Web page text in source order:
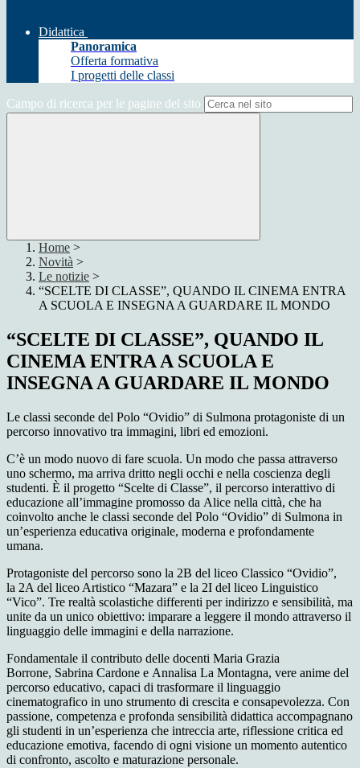
Didattica
Panoramica
Offerta formativa
I progetti delle classi
Campo di ricerca per le pagine del sito
Home >
Novità >
Le notizie >
“SCELTE DI CLASSE”, QUANDO IL CINEMA ENTRA
A SCUOLA E INSEGNA A GUARDARE IL MONDO
“SCELTE DI CLASSE”, QUANDO IL
CINEMA ENTRA A SCUOLA E
INSEGNA A GUARDARE IL MONDO
Le classi seconde del Polo “Ovidio” di Sulmona protagoniste di un
percorso innovativo tra immagini, libri ed emozioni.
C’è un modo nuovo di fare scuola. Un modo che passa attraverso
uno schermo, ma arriva dritto negli occhi e nella coscienza degli
studenti. È il progetto “Scelte di Classe”, il percorso interattivo di
educazione all’immagine promosso da Alice nella città, che ha
coinvolto anche le classi seconde del Polo “Ovidio” di Sulmona in
un’esperienza educativa originale, moderna e profondamente
umana.
Protagoniste del percorso sono la 2B del liceo Classico “Ovidio”,
la 2A del liceo Artistico “Mazara” e la 2I del liceo Linguistico
“Vico”. Tre realtà scolastiche differenti per indirizzo e sensibilità, ma
unite da un unico obiettivo: imparare a leggere il mondo attraverso il
linguaggio delle immagini e della narrazione.
Fondamentale il contributo delle docenti Maria Grazia
Borrone, Sabrina Cardone e Annalisa La Montagna, vere anime del
percorso educativo, capaci di trasformare il linguaggio
cinematografico in uno strumento di crescita e consapevolezza. Con
passione, competenza e profonda sensibilità didattica accompagnano
gli studenti in un’esperienza che intreccia arte, riflessione critica ed
educazione emotiva, facendo di ogni visione un momento autentico
di confronto, ascolto e maturazione personale.